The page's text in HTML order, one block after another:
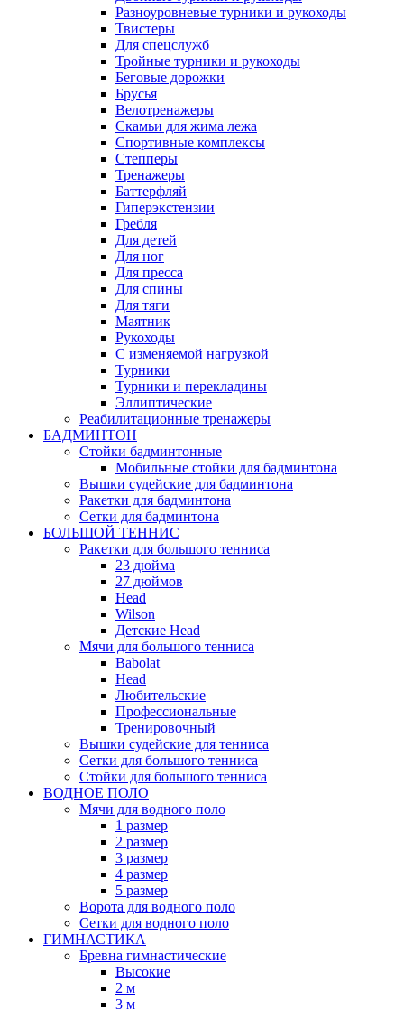
Разноуровневые турники и рукоходы
Твистеры
Для спецслужб
Тройные турники и рукоходы
Беговые дорожки
Брусья
Велотренажеры
Скамьи для жима лежа
Спортивные комплексы
Степперы
Тренажеры
Баттерфляй
Гиперэкстензии
Гребля
Для детей
Для ног
Для пресса
Для спины
Для тяги
Маятник
Рукоходы
С изменяемой нагрузкой
Турники
Турники и перекладины
Эллиптические
Реабилитационные тренажеры
БАДМИНТОН
Стойки бадминтонные
Мобильные стойки для бадминтона
Вышки судейские для бадминтона
Ракетки для бадминтона
Сетки для бадминтона
БОЛЬШОЙ ТЕННИС
Ракетки для большого тенниса
23 дюйма
27 дюймов
Head
Wilson
Детские Head
Мячи для большого тенниса
Babolat
Head
Любительские
Профессиональные
Тренировочный
Вышки судейские для тенниса
Сетки для большого тенниса
Стойки для большого тенниса
ВОДНОЕ ПОЛО
Мячи для водного поло
1 размер
2 размер
3 размер
4 размер
5 размер
Ворота для водного поло
Сетки для водного поло
ГИМНАСТИКА
Бревна гимнастические
Высокие
2 м
3 м